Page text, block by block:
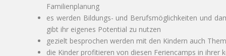
Familienplanung
es werden Bildungs- und Berufsmöglichkeiten und
gibt ihr eigenes Potential zu nutzen
gezielt besprochen werden mit den Kindern auch
die Kinder profitieren von diesen Feriencamps in